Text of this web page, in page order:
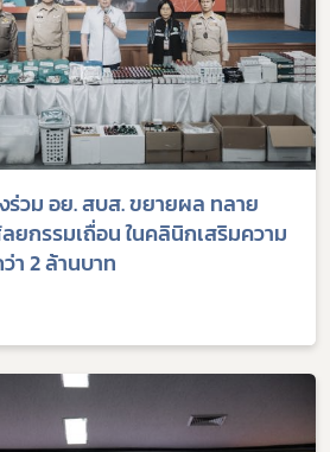
วม อย. สบส. ขยายผล ทลาย
ยกรรมเถื่อน ในคลินิกเสริมความ
า 2 ล้านบาท